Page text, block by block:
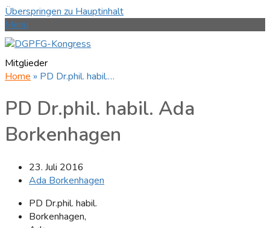
Überspringen zu Hauptinhalt
Menü
Mitglieder
Home » PD Dr.phil. habil.…
PD Dr.phil. habil. Ada
Borkenhagen
23. Juli 2016
Ada Borkenhagen
PD Dr.phil. habil.
Borkenhagen,